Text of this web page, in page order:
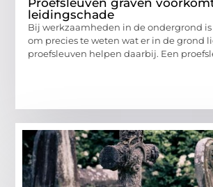
Proefsleuven graven
leidingschade
Bij werkzaamheden in de ondergrond
om precies te weten wat er in de grond
proefsleuven helpen daarbij. Een